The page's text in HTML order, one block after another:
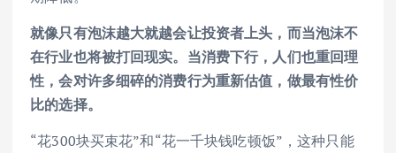
就像只有泡沫越大就越会让投资者上头，而当泡沫不
在行业也将被打回现实。当消费下行，人们也重回理
性，会对许多细碎的消费行为重新估值，做最有性价
比的选择。
“花300块买束花”和“花一千块钱吃顿饭”，这种只能